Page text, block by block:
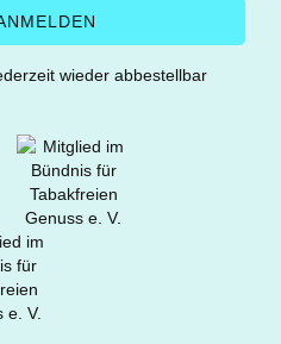
wieder abbestellbar